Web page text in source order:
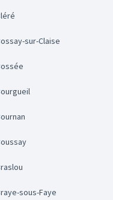
Bléré
Bossay-sur-Claise
Bossée
Bourgueil
Bournan
Boussay
Braslou
Braye-sous-Faye